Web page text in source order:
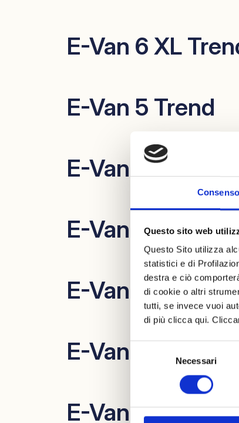
Consenso
Questo sito web
Questo Sito utilizza
statistici e di
destra e ciò
di cookie o altri
tutti, se invece vuoi
di più clicca qui.
Necessari
E-Van 6 XL
E-Van 5 Trend
E-Van 2 Trend
E-Van DUO XL
E-Van DUO
E-Van 6 XL
E-Van 5